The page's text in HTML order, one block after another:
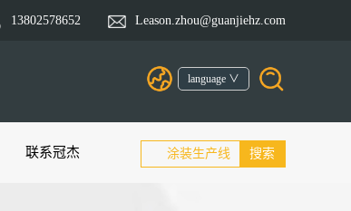
13802578652 Leason.zhou@guanjiehz.com
language ∨
联系冠杰